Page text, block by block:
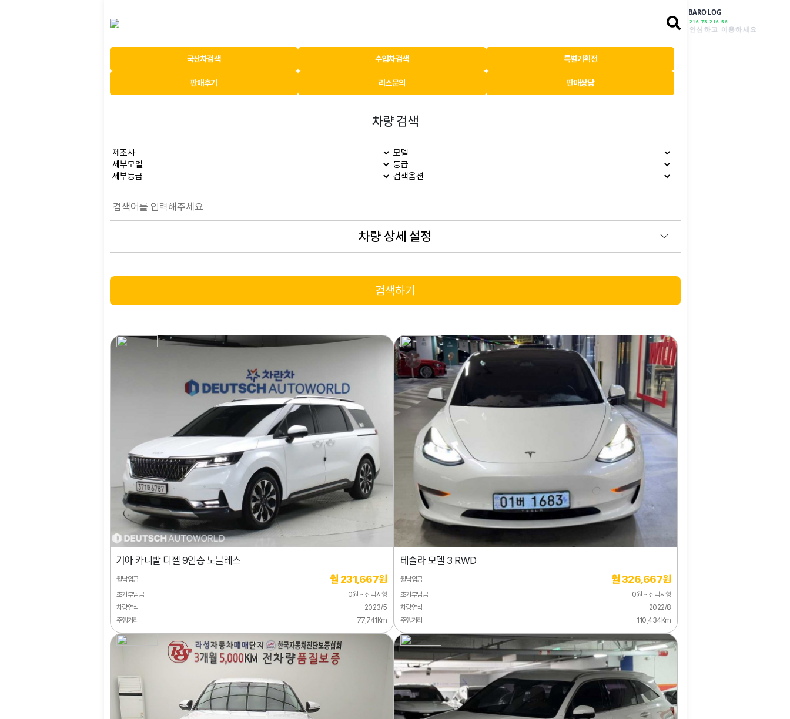
국산차검색 수입차검색 특별기획전
판매후기 리스문의 판매상담
차량 검색
차량 상세 설정
기아카니발 디젤 9인승 노블레스
월납입금 월 231,667원
초기부담금
0원 ~ 선택사항
차량연식
2023/5
주행거리
77,741Km
테슬라모델 3 RWD
월납입금 월 326,667원
초기부담금
0원 ~ 선택사항
차량연식
2022/8
주행거리
110,434Km
BARO LOG
216.73.216.56
안심하고 이용하세요